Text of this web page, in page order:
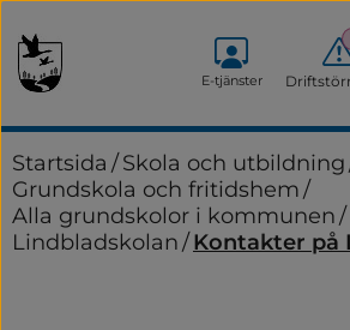
E-tjänster
Startsida /Skola och utbildning
Grundskola och fritidshem/
Alla grundskolor i kommunen/
Lindbladskolan/Kontakter på